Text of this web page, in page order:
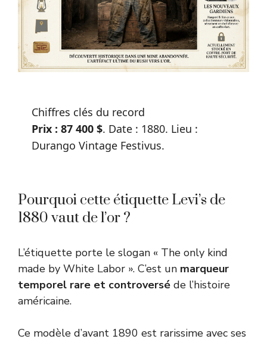
Chiffres clés du record
Prix : 87 400 $. Date : 1880. Lieu :
Durango Vintage Festivus.
Pourquoi cette étiquette Levi’s de
1880 vaut de l’or ?
L’étiquette porte le slogan « The only kind
made by White Labor ». C’est un marqueur
temporel rare et controversé de l’histoire
américaine.
Ce modèle d’avant 1890 est rarissime avec ses